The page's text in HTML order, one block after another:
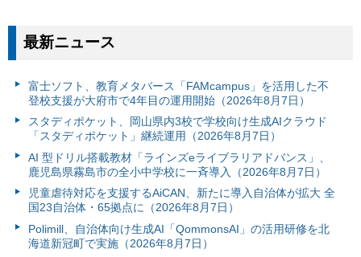
最新ニュース
富⼠ソフト、教育メタバース「FAMcampus」を活用した不
登校支援が大府市で4年目の運用開始（2026年8月7日）
スタディポケット、岡山県内3校で学校向け生成AIクラウド
「スタディポケット」継続運用（2026年8月7日）
AI 型ドリル搭載教材「ラインズeライブラリアドバンス」、
鹿児島県霧島市の全小中学校に一斉導入（2026年8月7日）
児童虐待対応を支援するAiCAN、新たに導入自治体が拡大 全
国23自治体・65拠点に（2026年8月7日）
Polimill、自治体向け生成AI「QommonsAI」の活用研修を北
海道新冠町で実施（2026年8月7日）